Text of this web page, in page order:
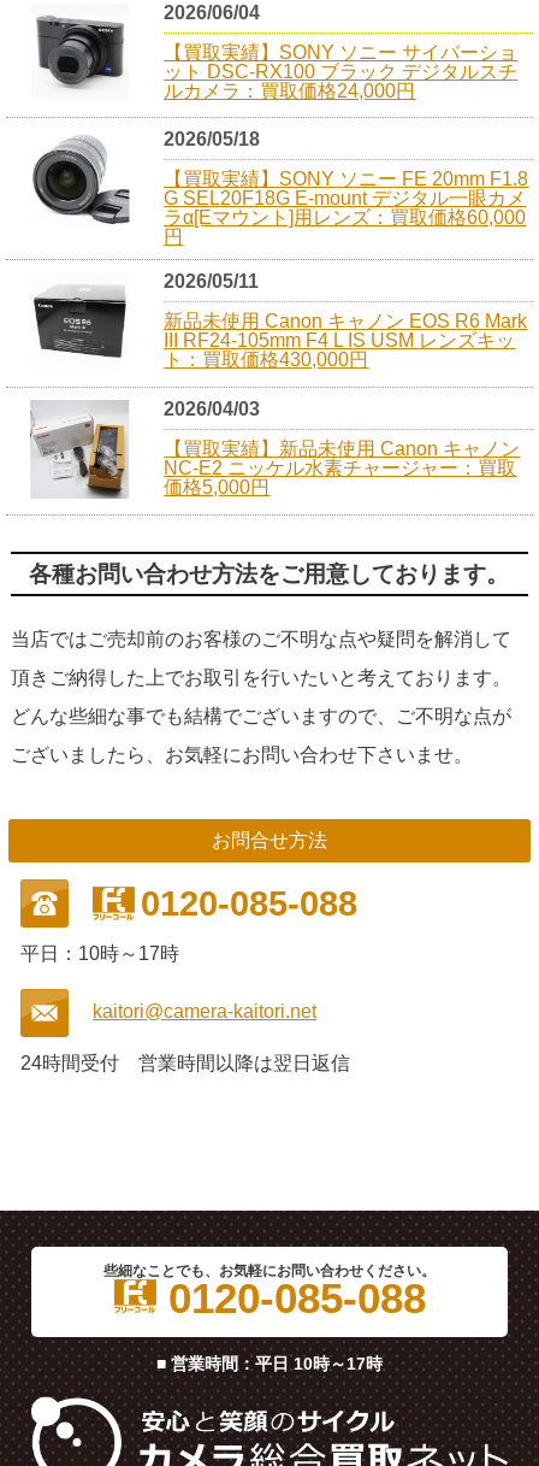
2026/06/04
【買取実績】SONY ソニー サイバーショ
ット DSC-RX100 ブラック デジタルスチ
ルカメラ：買取価格24,000円
2026/05/18
【買取実績】SONY ソニー FE 20mm F1.8
G SEL20F18G E-mount デジタル一眼カメ
ラα[Eマウント]用レンズ：買取価格60,000
円
2026/05/11
新品未使用 Canon キャノン EOS R6 Mark
III RF24-105mm F4 L IS USM レンズキッ
ト：買取価格430,000円
2026/04/03
【買取実績】新品未使用 Canon キャノン
NC-E2 ニッケル水素チャージャー：買取
価格5,000円
各種お問い合わせ方法をご用意しております。
当店ではご売却前のお客様のご不明な点や疑問を解消して
頂きご納得した上でお取引を行いたいと考えております。
どんな些細な事でも結構でございますので、ご不明な点が
ございましたら、お気軽にお問い合わせ下さいませ。
お問合せ方法
0120-085-088
平日：10時～17時
kaitori@camera-kaitori.net
24時間受付 営業時間以降は翌日返信
些細なことでも、お気軽にお問い合わせください。
0120-085-088
■ 営業時間：平日 10時～17時